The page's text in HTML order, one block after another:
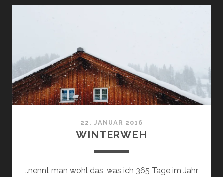
22. JANUAR 2016
WINTERWEH
..nennt man wohl das, was ich 365 Tage im Jahr